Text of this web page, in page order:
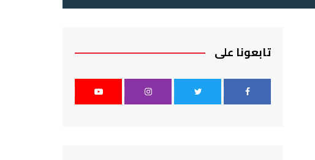
تابعونا على